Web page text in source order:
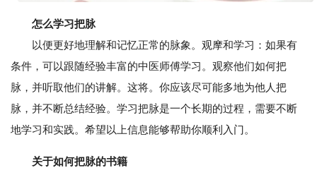
怎么学习把脉
以便更好地理解和记忆正常的脉象。观摩和学习：如果有
条件，可以跟随经验丰富的中医师傅学习。观察他们如何把
脉，并听取他们的讲解。这将。你应该尽可能多地为他人把
脉，并不断总结经验。学习把脉是一个长期的过程，需要不断
地学习和实践。希望以上信息能够帮助你顺利入门。
关于如何把脉的书籍